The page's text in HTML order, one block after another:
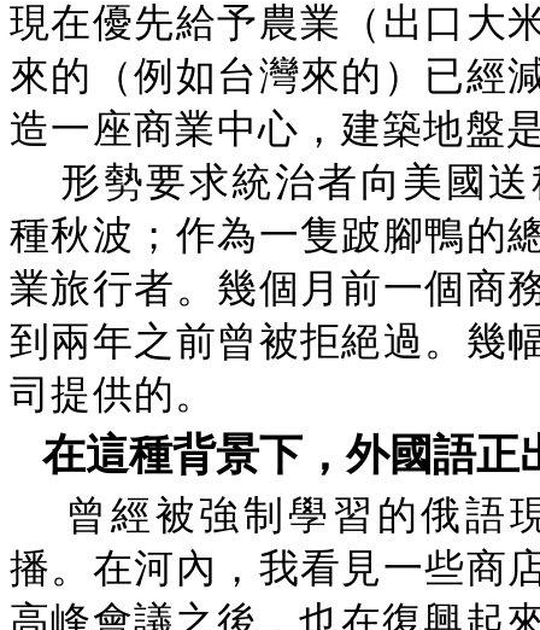
現在優先給予農業（出口大
來的（例如台灣來的）已經
造一座商業中心，建築地盤
形勢要求統治者向美國
種秋波；作為一隻跛腳鴨的
業旅行者。幾個月前一個商
到兩年之前曾被拒絕過。幾
司提供的。
在這種背景下，外國語正
曾經被強制學習的俄語
播。在河內，我看見一些商